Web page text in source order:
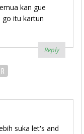
kan gue
go itu kartun
Reply
suka let's and